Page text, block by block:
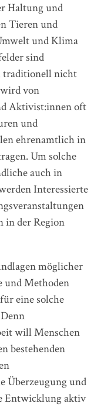
Haltung und
Tieren und
und Klima
sind
traditionell nicht
von
Aktivist:innen oft
und
ehrenamtlich in
Um solche
auch in
Interessierte
in der Region
möglicher
und Methoden
eine solche
will Menschen
bestehenden
Überzeugung und
Entwicklung aktiv